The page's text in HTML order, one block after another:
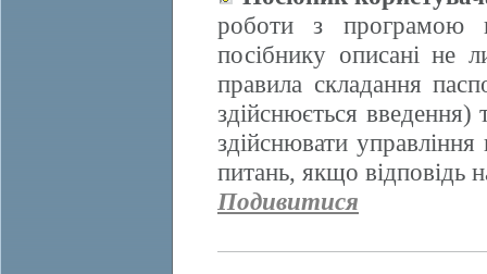
роботи з програмою
посібнику описані не
правила складання
здійснюється
здійснювати
питань, якщо відповідь
Подивитися